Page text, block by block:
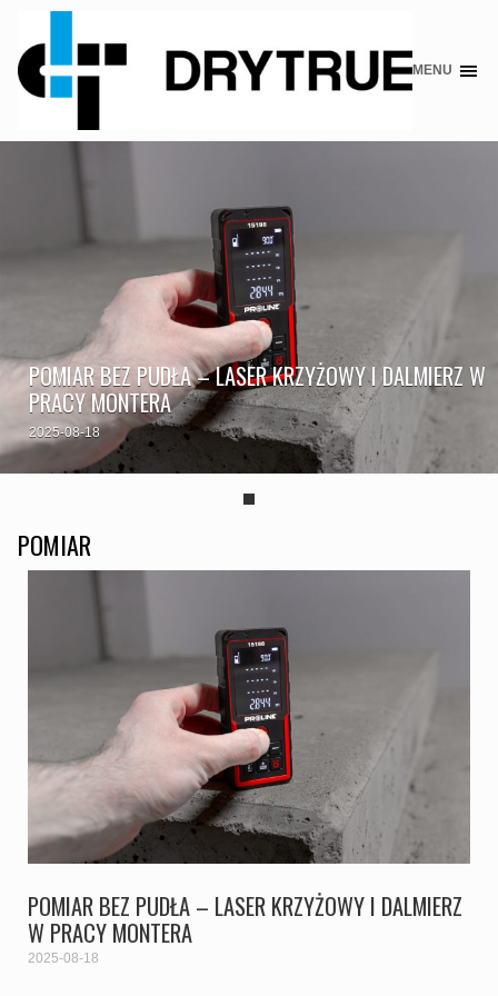
Skip
MENU
POMIAR BEZ PUDŁA – LASER KRZYŻOWY I DALMIERZ W
PRACY MONTERA
2025-08-18
POMIAR
POMIAR BEZ PUDŁA – LASER KRZYŻOWY I DALMIERZ
W PRACY MONTERA
2025-08-18